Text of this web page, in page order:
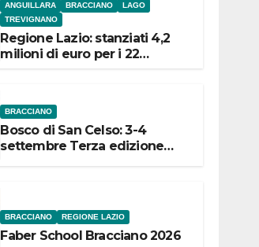
ANGUILLARA BRACCIANO
LAGO
TREVIGNANO
Regione Lazio: stanziati 4,2
milioni di euro per i 22
BRACCIANO
Bosco di San Celso: 3-4
settembre Terza edizione
BRACCIANO REGIONE LAZIO
Faber School Bracciano 2026